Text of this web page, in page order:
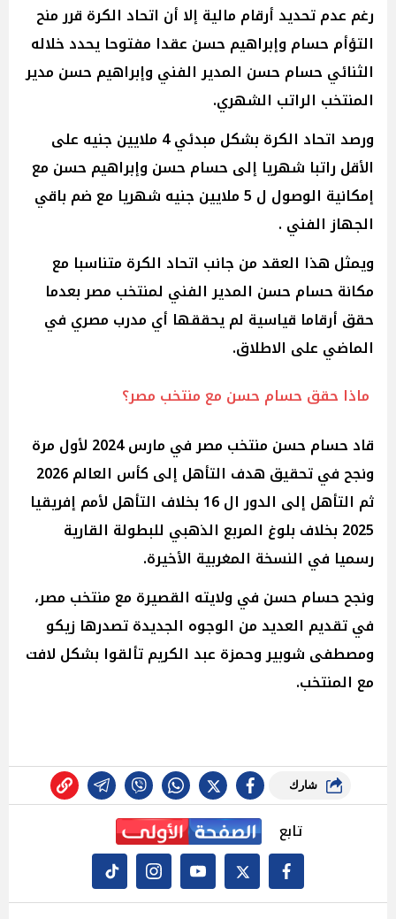
رغم عدم تحديد أرقام مالية إلا أن اتحاد الكرة قرر منح
التؤأم حسام وإبراهيم حسن عقدا مفتوحا يحدد خلاله
الثنائي حسام حسن المدير الفني وإبراهيم حسن مدير
المنتخب الراتب الشهري.
ورصد اتحاد الكرة بشكل مبدئي 4 ملايين جنيه على
الأقل راتبا شهريا إلى حسام حسن وإبراهيم حسن مع
إمكانية الوصول ل 5 ملايين جنيه شهريا مع ضم باقي
الجهاز الفني .
ويمثل هذا العقد من جانب اتحاد الكرة متناسبا مع
مكانة حسام حسن المدير الفني لمنتخب مصر بعدما
حقق أرقاما قياسية لم يحققها أي مدرب مصري في
الماضي على الاطلاق.
ماذا حقق حسام حسن مع منتخب مصر؟
قاد حسام حسن منتخب مصر في مارس 2024 لأول مرة
ونجح في تحقيق هدف التأهل إلى كأس العالم 2026
ثم التأهل إلى الدور ال 16 بخلاف التأهل لأمم إفريقيا
2025 بخلاف بلوغ المربع الذهبي للبطولة القارية
رسميا في النسخة المغربية الأخيرة.
ونجح حسام حسن في ولايته القصيرة مع منتخب مصر،
في تقديم العديد من الوجوه الجديدة تصدرها زيكو
ومصطفى شوبير وحمزة عبد الكريم تألقوا بشكل لافت
مع المنتخب.
شارك
تابع